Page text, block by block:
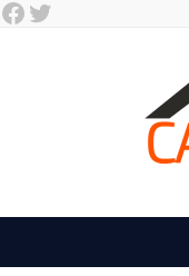
Skip
Facebook Twitter